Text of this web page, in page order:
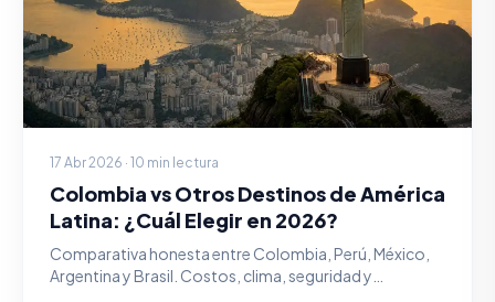
17 Abr 2026 · 10 min lectura
Colombia vs Otros Destinos de América
Latina: ¿Cuál Elegir en 2026?
Comparativa honesta entre Colombia, Perú, México,
Argentina y Brasil. Costos, clima, seguridad y